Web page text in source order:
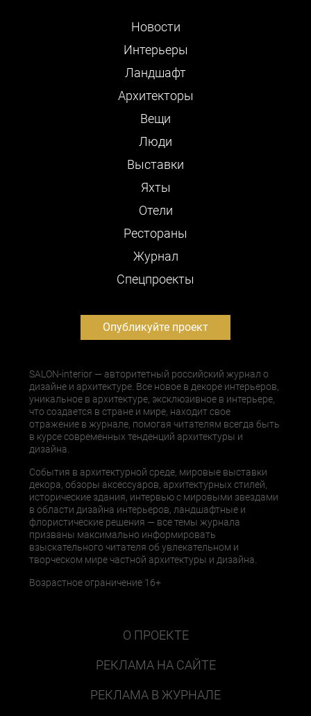
Новости
Интерьеры
Ландшафт
Архитекторы
Вещи
Люди
Выставки
Яхты
Отели
Рестораны
Журнал
Cпецпроекты
Опубликуйте проект
SALON-interior — авторитетный российский журнал о
дизайне и архитектуре. Все новое в декоре интерьеров,
уникальное в архитектуре, эксклюзивное в интерьере,
что создается в стране и мире, находит свое
отражение в журнале, помогая читателям всегда быть
в курсе современных тенденций архитектуры и
дизайна.
События в архитектурной среде, мировые выставки
декора, обзоры аксессуаров, архитектурных стилей,
исторические здания, интервью с мировыми звездами
в области дизайна интерьеров, ландшафтные и
флористические решения — все темы журнала
призваны максимально информировать
взыскательного читателя об увлекательном и
творческом мире частной архитектуры и дизайна.
Возрастное ограничение 16+
О ПРОЕКТЕ
РЕКЛАМА НА САЙТЕ
РЕКЛАМА В ЖУРНАЛЕ